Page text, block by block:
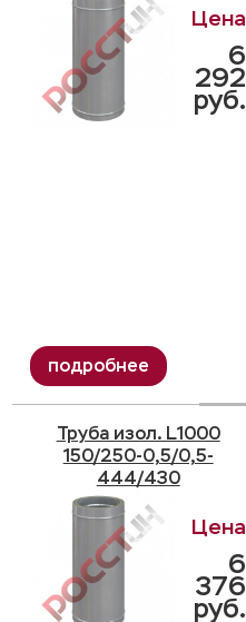
6
292
руб.
Труба изол. L1000
150/250-0,5/0,5-
444/430
6
376
руб.